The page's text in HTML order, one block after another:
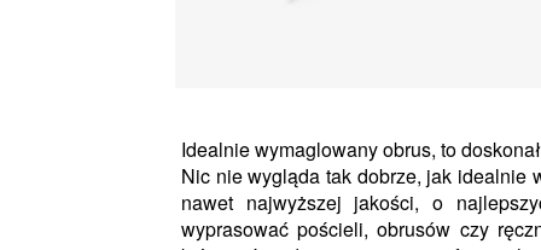
Idealnie wymaglowany obrus, to
Nic nie wygląda tak dobrze, jak idealnie
nawet najwyższej jakości, o
wyprasować pościeli, obrusów czy